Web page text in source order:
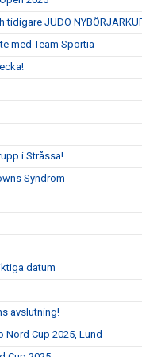
tidigare JUDO
med Team Sportia
i Stråssa!
Syndrom
datum
avslutning!
Cup 2025, Lund